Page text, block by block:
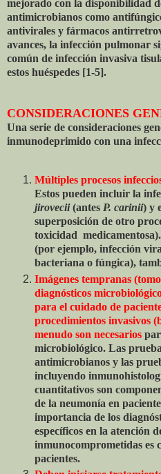
mejorado con la disponibilidad
antimicrobianos como
antivirales y fármacos
avances, la infección pulmonar
común de infección invasiva
estos huéspedes [1-5].
CONSIDERACIONES
Una serie de consideraciones
inmunodeprimido con una
Múltiples procesos
Estos pueden incluir la
jirovecii(antes P. carinii) y
superposición de otro
toxicidad
(por ejemplo, infección
bacteriana o fúngica),
Imágenes tempranas
diagnósticos
para el cuidado de
procedimientos invasivos
menudo son necesarios
microbiológico. Las
antimicrobianos y las
incluyendo
cuantitativos son
de la neumonía en
importancia de los
específicos en la atención
inmunocomprometidas es
pacientes.